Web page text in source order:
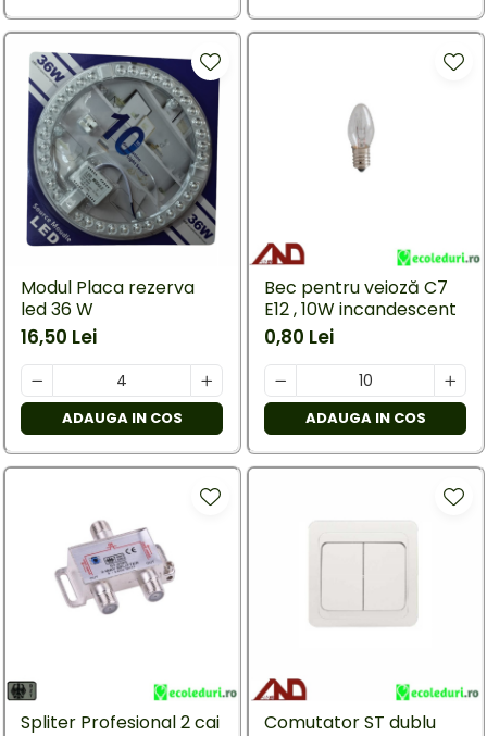
Modul Placa rezerva
led 36 W
16,50 Lei
ADAUGA IN COS
Bec pentru veioză C7
E12 , 10W incandescent
0,80 Lei
ADAUGA IN COS
Spliter Profesional 2 cai Comutator ST dublu